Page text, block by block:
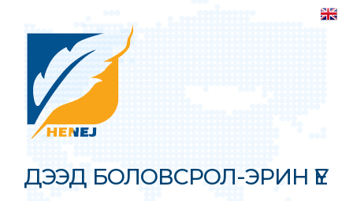
ДЭЭД БОЛОВСРОЛ-ЭРИН ҮЕ